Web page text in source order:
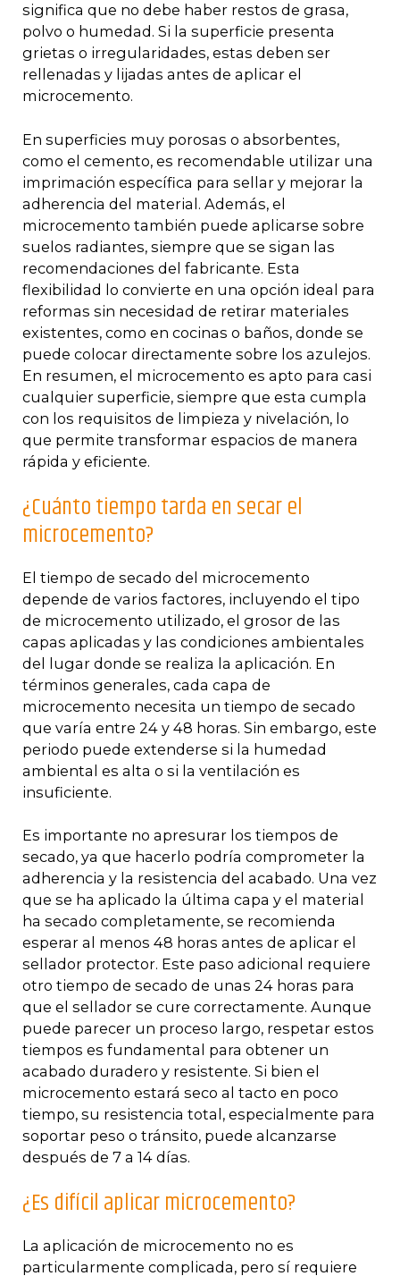
significa que no debe haber restos de grasa,
polvo o humedad. Si la superficie presenta
grietas o irregularidades, estas deben ser
rellenadas y lijadas antes de aplicar el
microcemento.
En superficies muy porosas o absorbentes,
como el cemento, es recomendable utilizar una
imprimación específica para sellar y mejorar la
adherencia del material. Además, el
microcemento también puede aplicarse sobre
suelos radiantes, siempre que se sigan las
recomendaciones del fabricante. Esta
flexibilidad lo convierte en una opción ideal para
reformas sin necesidad de retirar materiales
existentes, como en cocinas o baños, donde se
puede colocar directamente sobre los azulejos.
En resumen, el microcemento es apto para casi
cualquier superficie, siempre que esta cumpla
con los requisitos de limpieza y nivelación, lo
que permite transformar espacios de manera
rápida y eficiente.
¿Cuánto tiempo tarda en secar el
microcemento?
El tiempo de secado del microcemento
depende de varios factores, incluyendo el tipo
de microcemento utilizado, el grosor de las
capas aplicadas y las condiciones ambientales
del lugar donde se realiza la aplicación. En
términos generales, cada capa de
microcemento necesita un tiempo de secado
que varía entre 24 y 48 horas. Sin embargo, este
periodo puede extenderse si la humedad
ambiental es alta o si la ventilación es
insuficiente.
Es importante no apresurar los tiempos de
secado, ya que hacerlo podría comprometer la
adherencia y la resistencia del acabado. Una vez
que se ha aplicado la última capa y el material
ha secado completamente, se recomienda
esperar al menos 48 horas antes de aplicar el
sellador protector. Este paso adicional requiere
otro tiempo de secado de unas 24 horas para
que el sellador se cure correctamente. Aunque
puede parecer un proceso largo, respetar estos
tiempos es fundamental para obtener un
acabado duradero y resistente. Si bien el
microcemento estará seco al tacto en poco
tiempo, su resistencia total, especialmente para
soportar peso o tránsito, puede alcanzarse
después de 7 a 14 días.
¿Es difícil aplicar microcemento?
La aplicación de microcemento no es
particularmente complicada, pero sí requiere